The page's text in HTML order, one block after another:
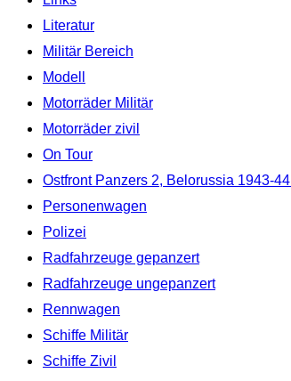
Literatur
Militär Bereich
Modell
Motorräder Militär
Motorräder zivil
On Tour
Ostfront Panzers 2, Belorussia 1943-
Personenwagen
Polizei
Radfahrzeuge gepanzert
Radfahrzeuge ungepanzert
Rennwagen
Schiffe Militär
Schiffe Zivil